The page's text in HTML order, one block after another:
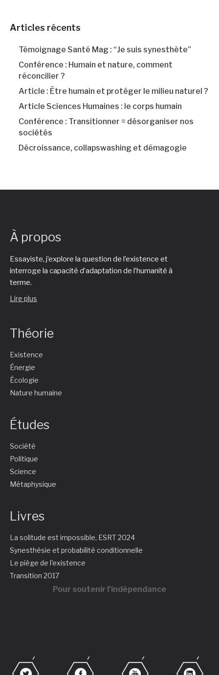
Articles récents
Témoignage Santé Mag : “Je suis synesthète”
Conférence : Humain et nature, comment
réconcilier ?
Article : Être humain et protéger le milieu naturel ?
Article Sciences Humaines : le corps humain
Conférence : Transitionner = désorganiser nos
sociétés
Décroissance, collapswashing et démagogie
À propos
Essayiste, j’explore la question de l’existence et
interroge la capacité d’adaptation de l’humanité à
terme.
Lire plus
Théorie
Existence
Énergie
Écologie
Nature humaine
Études
Société
Politique
Science
Métaphysique
Livres
La solitude est impossible, ESRT 2024
Synesthésie et probabilité conditionnelle
Le piège de l'existence
Transition 2017
Pour soutenir l'indépendance